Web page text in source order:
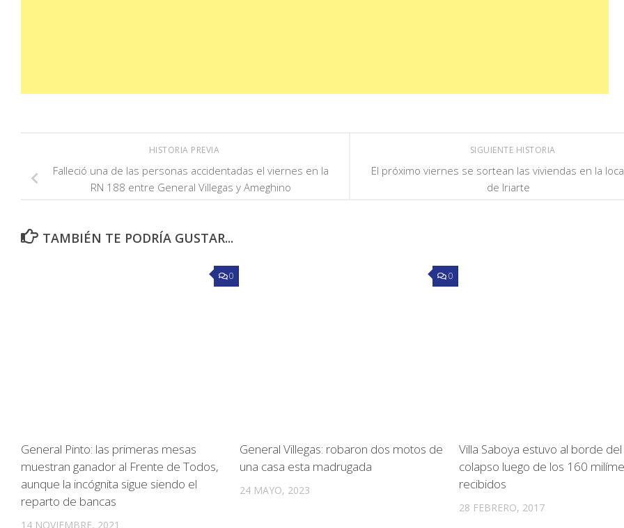
SIGUIENTE HISTORIA
El próximo viernes se sortean las viviendas en la
de Iriarte
HISTORIA PREVIA
Falleció una de las personas accidentadas el viernes en la
RN 188 entre General Villegas y Ameghino
TAMBIÉN TE PODRÍA GUSTAR...
0
General Pinto: las primeras mesas
muestran ganador al Frente de Todos,
aunque la incógnita sigue siendo el
reparto de bancas
14 NOVIEMBRE, 2021
0
General Villegas: robaron dos motos de
una casa esta madrugada
24 MAYO, 2023
Villa Saboya estuvo al borde del
colapso luego de los 160
recibidos
28 FEBRERO, 2017